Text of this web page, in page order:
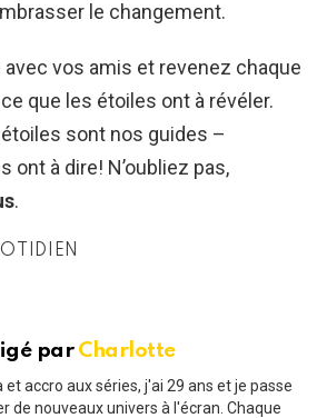
le changement.
vos amis et revenez chaque
que les étoiles ont à révéler.
sont nos guides –
ont à dire! N’oubliez pas,
.
par Charlotte
accro aux séries, j'ai 29 ans et je passe
de nouveaux univers à l'écran. Chaque